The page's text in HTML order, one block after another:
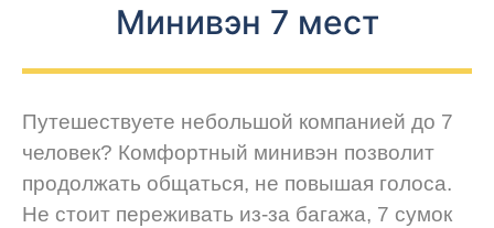
Минивэн 7 мест
Путешествуете небольшой компанией до 7
человек? Комфортный минивэн позволит
продолжать общаться, не повышая голоса.
Не стоит переживать из-за багажа, 7 сумок